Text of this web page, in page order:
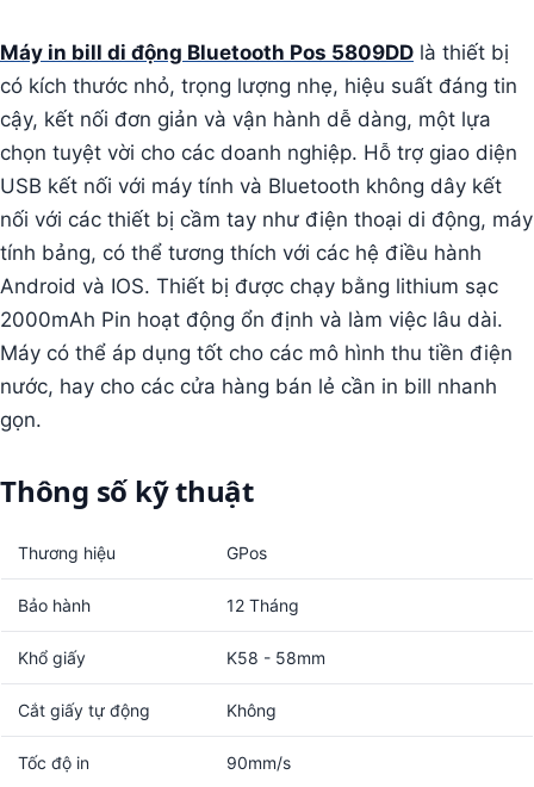
Máy in bill di động Bluetooth Pos 5809DD là thiết bị
có kích thước nhỏ, trọng lượng nhẹ, hiệu suất đáng tin
cậy, kết nối đơn giản và vận hành dễ dàng, một lựa
chọn tuyệt vời cho các doanh nghiệp. Hỗ trợ giao diện
USB kết nối với máy tính và Bluetooth không dây kết
nối với các thiết bị cầm tay như điện thoại di động, máy
tính bảng, có thể tương thích với các hệ điều hành
Android và IOS. Thiết bị được chạy bằng lithium sạc
2000mAh Pin hoạt động ổn định và làm việc lâu dài.
Máy có thể áp dụng tốt cho các mô hình thu tiền điện
nước, hay cho các cửa hàng bán lẻ cần in bill nhanh
gọn.
Thông số kỹ thuật
Thương hiệu GPos
Bảo hành 12 Tháng
Khổ giấy K58 - 58mm
Cắt giấy tự động Không
Tốc độ in 90mm/s